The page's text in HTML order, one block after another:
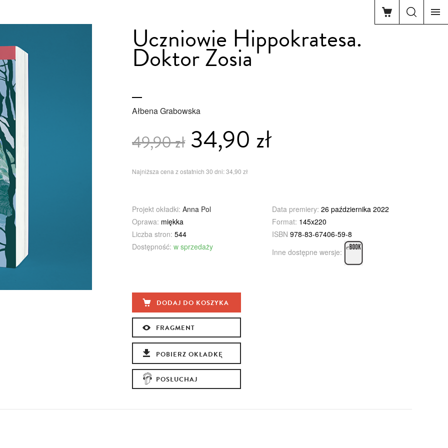
Uczniowie Hippokratesa.
Doktor Zosia
Ałbena Grabowska
49,90 zł34,90 zł
Najniższa cena z ostatnich 30 dni: 34,90 zł
Projekt okładki: Anna Pol Data premiery: 26 października 2022
Oprawa: miękka Format: 145x220
Liczba stron: 544 ISBN 978-83-67406-59-8
Dostępność: w sprzedaży
Inne dostępne wersje:
DODAJ DO KOSZYKA
FRAGMENT
POBIERZ OKŁADKĘ
POSŁUCHAJ